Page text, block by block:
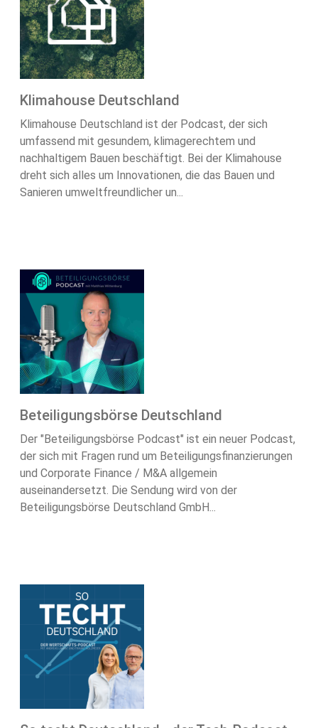
Klimahouse Deutschland
Klimahouse Deutschland ist der Podcast, der sich
umfassend mit gesundem, klimagerechtem und
nachhaltigem Bauen beschäftigt. Bei der Klimahouse
dreht sich alles um Innovationen, die das Bauen und
Sanieren umweltfreundlicher un...
Beteiligungsbörse Deutschland
Der "Beteiligungsbörse Podcast" ist ein neuer Podcast,
der sich mit Fragen rund um Beteiligungsfinanzierungen
und Corporate Finance / M&A allgemein
auseinandersetzt. Die Sendung wird von der
Beteiligungsbörse Deutschland GmbH...